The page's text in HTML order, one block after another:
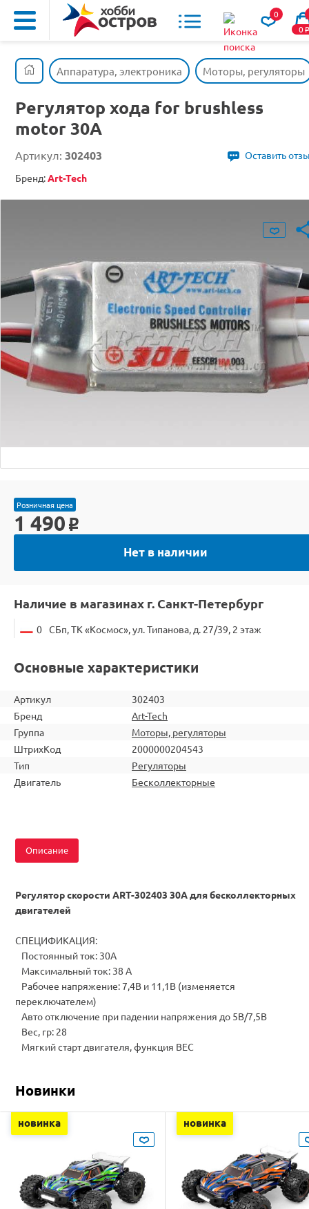
0
0o
Аппаратура, электроника Моторы, регуляторы
Регулятор хода for brushless
motor 30A
Артикул: 302403
Оставить
Бренд:Art-Tech
Розничная цена
1 490 o
Нет в наличии
Наличие в магазинах г. Санкт-Петербург
0 СБп, ТК «Космос», ул. Типанова, д. 27/39, 2 этаж
Основные характеристики
Артикул
302403
Бренд
Art-Tech
Группа
Моторы, регуляторы
ШтрихКод
2000000204543
Тип
Регуляторы
Двигатель
Бесколлекторные
Описание
Регулятор скорости ART-302403 30А для бесколлекторных
двигателей
СПЕЦИФИКАЦИЯ:
Постоянный ток: 30A
Максимальный ток: 38 А
Рабочее напряжение: 7,4В и 11,1В (изменяется
переключателем)
Авто отключение при падении напряжения до 5В/7,5В
Вес, гр: 28
Мягкий старт двигателя, функция BEC
Новинки
новинка новинка